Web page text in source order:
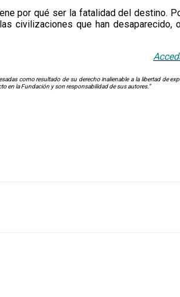
por qué ser la fatalidad del destino.
civilizaciones que han desaparecido,
como resultado de su derecho inalienable a la libertad de
en la Fundación y son responsabilidad de sus autores.”